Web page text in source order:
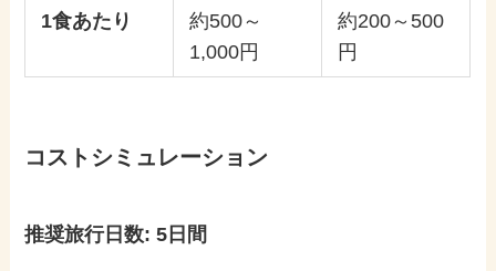
1食あたり
約500～
1,000円
約200～500
円
コストシミュレーション
推奨旅行日数: 5日間